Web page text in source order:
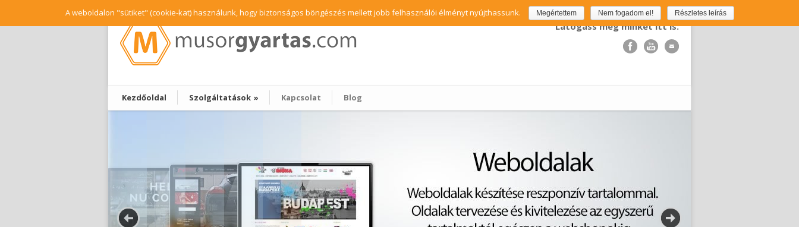
Látogass meg minket itt is:
Kezdőoldal Szolgáltatások » Kapcsolat Blog
A weboldalon "sütiket" (cookie-kat) használunk, hogy biztonságos böngészés mellett jobb felhasználói élményt nyújthassunk. Megértettem Nem fogadom el! Részletes leírás